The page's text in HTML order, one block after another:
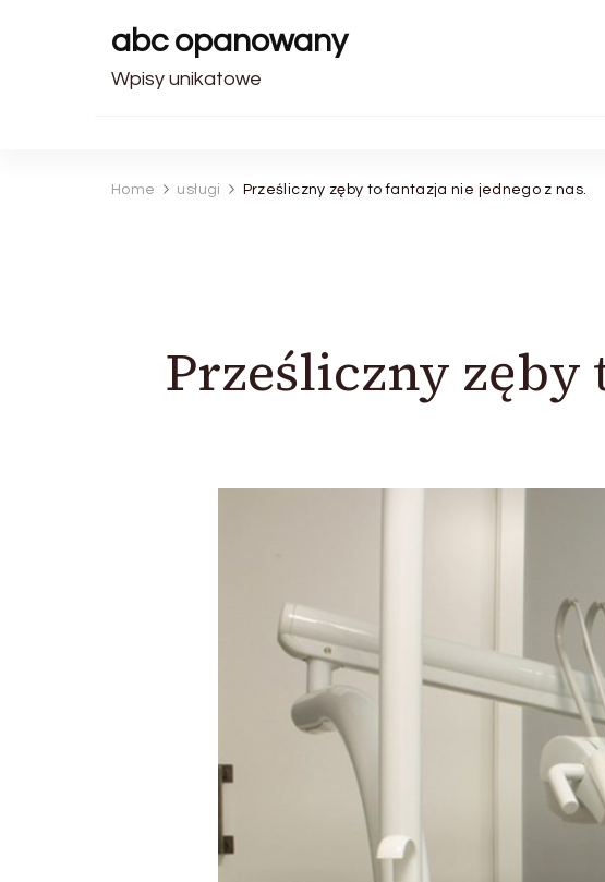
abc opanowany
Wpisy unikatowe
Home usługi Prześliczny zęby to fantazja nie jednego z nas.
Prześliczny zęby